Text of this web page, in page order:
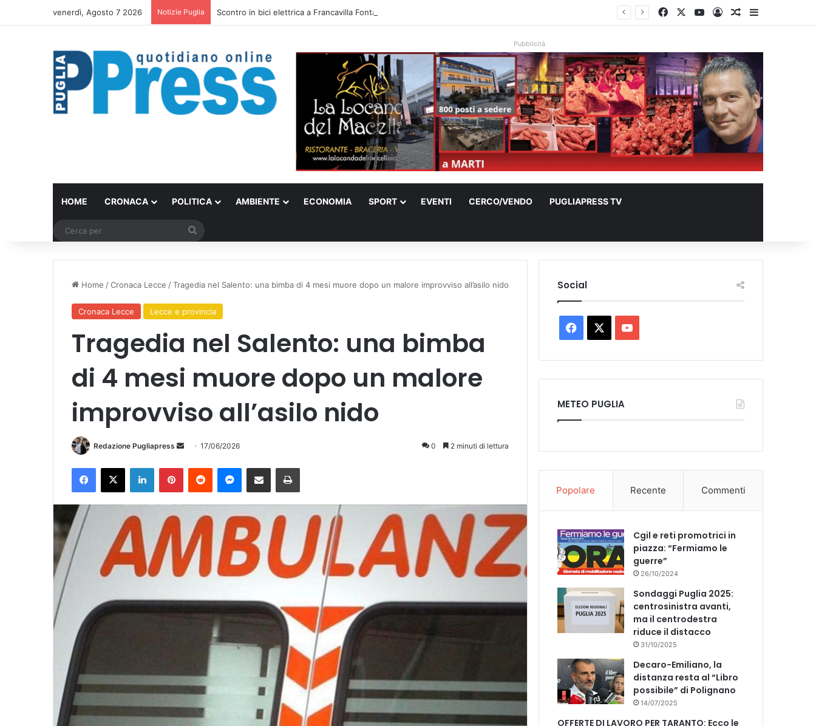
venerdì, Agosto 7 2026 Notizie Puglia Scontro in bici elettrica a Francavilla Fontana, due 15enni ricoverati in gravi condizioni FacebookYou Tube
AccediUn articolo a
Barra
Pubblicità
HOME CRONACA POLITICA AMBIENTE ECONOMIA SPORT EVENTI CERCO/VENDO PUGLIAPRESS TV
Home /Cronaca Lecce /Tragedia nel Salento: una bimba di 4 mesi muore dopo un malore improvviso all’asilo nido
Cronaca Lecce Lecce e provincia
Tragedia nel Salento: una bimba
di 4 mesi muore dopo un malore
improvviso all’asilo nido
Redazione Pugliapress
Invia 17/06/2026 0 2 minuti di lettura
Facebook
X LinkedInPinterestReddit Messenger
Condividi via mail Stampa
Social
Facebook You
METEO PUGLIA
Popolare Recente Commenti
Cgil e reti promotrici in
piazza: “Fermiamo le
guerre”
26/10/2024
Sondaggi Puglia 2025:
centrosinistra avanti,
ma il centrodestra
riduce il distacco
31/10/2025
Decaro-Emiliano, la
distanza resta al “Libro
possibile” di Polignano
14/07/2025
OFFERTE DI LAVORO PER TARANTO: Ecco le